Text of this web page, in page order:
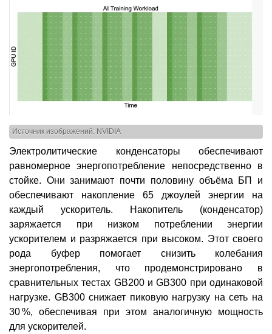
Источник изображений: NVIDIA
Электролитические конденсаторы обеспечивают
равномерное энергопотребление непосредственно в
стойке. Они занимают почти половину объёма БП и
обеспечивают накопление 65 джоулей энергии на
каждый ускоритель. Накопитель (конденсатор)
заряжается при низком потреблении энергии
ускорителем и разряжается при высоком. Этот своего
рода буфер помогает снизить колебания
энергопотребления, что продемонстрировано в
сравнительных тестах GB200 и GB300 при одинаковой
нагрузке. GB300 снижает пиковую нагрузку на сеть на
30 %, обеспечивая при этом аналогичную мощность
для ускорителей.